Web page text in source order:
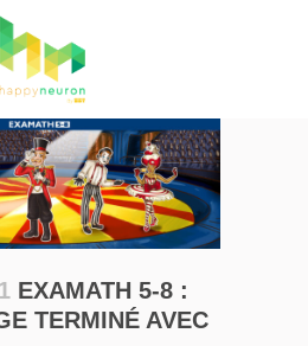
EXAMATH 5-8 :
TERMINÉ AVEC